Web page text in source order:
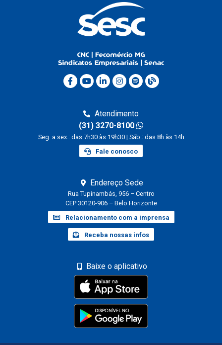
Atendimento
(31) 3270-8100
Seg. a sex.: das 7h30 às 19h30 | Sáb.: das 8h às 14h
Fale conosco
Endereço Sede
Rua Tupinambás, 956 – Centro
CEP 30120-906 – Belo Horizonte
Relacionamento com a imprensa
Receba nossas infos
Baixe o aplicativo